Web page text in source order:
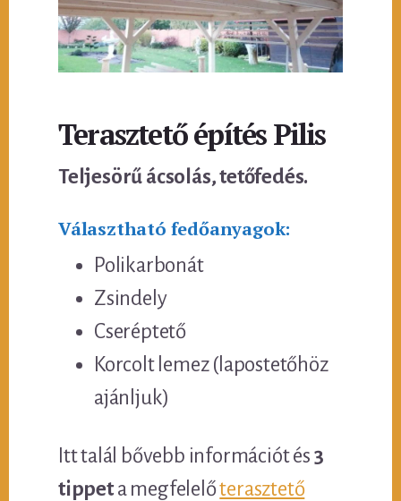
Terasztető építés Pilis
Teljesörű ácsolás, tetőfedés.
Választható fedőanyagok:
Polikarbonát
Zsindely
Cseréptető
Korcolt lemez (lapostetőhöz
ajánljuk)
Itt talál bővebb információt és 3
tippeta megfelelőterasztető